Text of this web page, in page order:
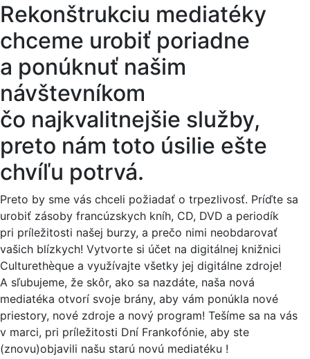
Rekonštrukciu mediatéky
chceme urobiť poriadne
a ponúknuť našim
návštevníkom
čo najkvalitnejšie služby,
preto nám toto úsilie ešte
chvíľu potrvá.
Preto by sme vás chceli požiadať o trpezlivosť. Príďte sa
urobiť zásoby francúzskych kníh, CD, DVD a periodík
pri príležitosti našej burzy, a prečo nimi neobdarovať
vašich blízkych! Vytvorte si účet na digitálnej knižnici
Culturethèque a využívajte všetky jej digitálne zdroje!
A sľubujeme, že skôr, ako sa nazdáte, naša nová
mediatéka otvorí svoje brány, aby vám ponúkla nové
priestory, nové zdroje a nový program! Tešíme sa na vás
v marci, pri príležitosti Dní Frankofónie, aby ste
(znovu)objavili našu starú novú mediatéku !